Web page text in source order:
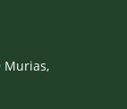
Murias,